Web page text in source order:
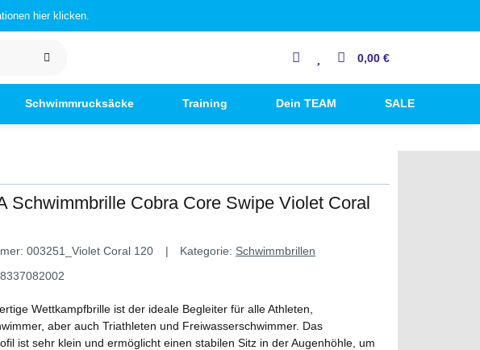
hier klicken.
0,00 €
Schwimmrucksäcke Training Dein TEAM SALE
Schwimmbrille Cobra Core Swipe Violet Coral
003251_Violet Coral 120 Kategorie: Schwimmbrillen
Wettkampfbrille ist der ideale Begleiter für alle Athleten,
aber auch Triathleten und Freiwasserschwimmer. Das
ist sehr klein und ermöglicht einen stabilen Sitz in der Augenhöhle, um